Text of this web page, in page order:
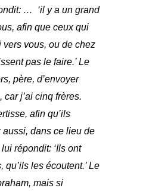
… ‘il y a un grand
afin que ceux qui
vers vous, ou de chez
pas le faire.’ Le
père, d’envoyer
j’ai cinq frères.
afin qu’ils
aussi, dans ce lieu de
répondit: ‘Ils ont
les écoutent.’ Le
mais si